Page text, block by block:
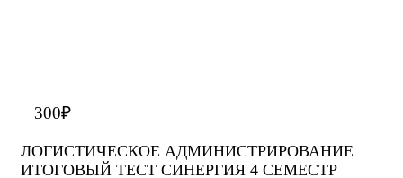
300₽
ЛОГИСТИЧЕСКОЕ АДМИНИСТРИРОВАНИЕ
ИТОГОВЫЙ ТЕСТ СИНЕРГИЯ 4 СЕМЕСТР